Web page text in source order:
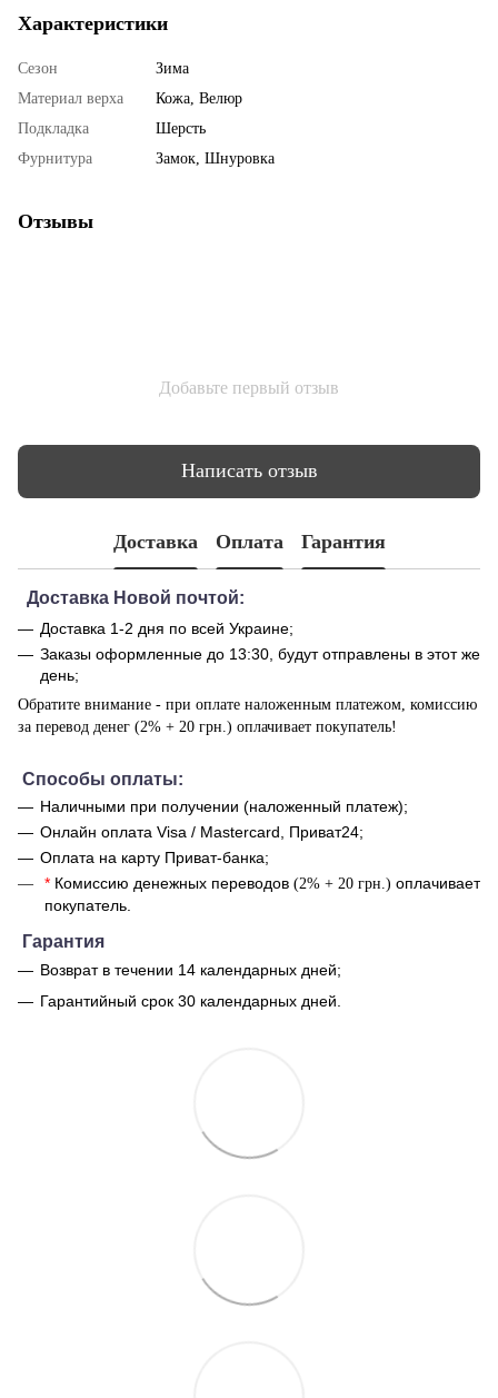
Характеристики
Сезон
Зима
Материал верха
Кожа, Велюр
Подкладка
Шерсть
Фурнитура
Замок, Шнуровка
Отзывы
Добавьте первый отзыв
Написать отзыв
Доставка Оплата Гарантия
Доставка Новой почтой:
Доставка 1-2 дня по всей Украине;
Заказы оформленные до 13:30, будут отправлены в этот же
день;
Обратите внимание - при оплате наложенным платежом, комиссию
за перевод денег (2% + 20 грн.) оплачивает покупатель!
Способы оплаты:
Наличными при получении (наложенный платеж);
Онлайн оплата Visa / Mastercard, Приват24;
Оплата на карту Приват-банка;
* Комиссию денежных переводов (2% + 20 грн.) оплачивает
покупатель.
Гарантия
Возврат в течении 14 календарных дней;
Гарантийный срок 30 календарных дней.